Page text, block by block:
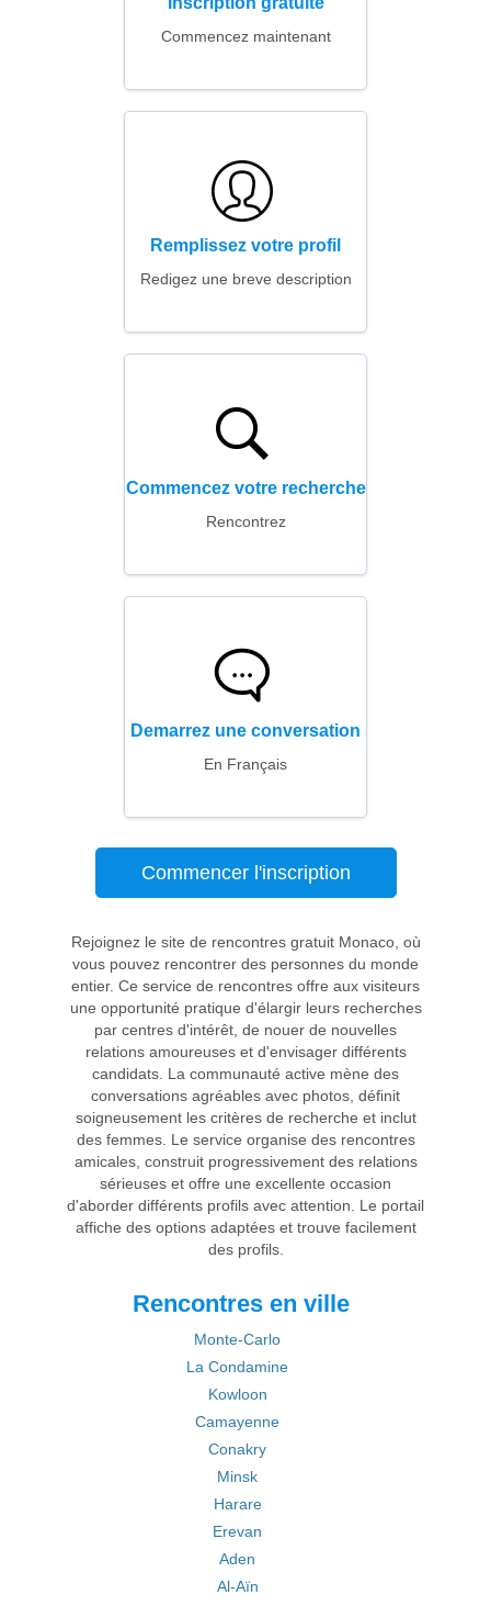
Commencez maintenant
Remplissez votre profil
Redigez une breve description
Commencez votre recherche
Rencontrez
Demarrez une conversation
En Français
Commencer l'inscription
Rejoignez le site de rencontres gratuit Monaco, où
vous pouvez rencontrer des personnes du monde
entier. Ce service de rencontres offre aux visiteurs
une opportunité pratique d'élargir leurs recherches
par centres d'intérêt, de nouer de nouvelles
relations amoureuses et d'envisager différents
candidats. La communauté active mène des
conversations agréables avec photos, définit
soigneusement les critères de recherche et inclut
des femmes. Le service organise des rencontres
amicales, construit progressivement des relations
sérieuses et offre une excellente occasion
d'aborder différents profils avec attention. Le portail
affiche des options adaptées et trouve facilement
des profils.
Rencontres en ville
Monte-Carlo
La Condamine
Kowloon
Camayenne
Conakry
Minsk
Harare
Erevan
Aden
Al-Aïn